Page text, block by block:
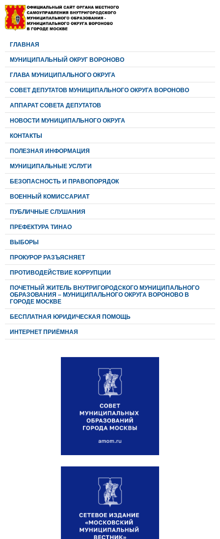
ГЛАВНАЯ
МУНИЦИПАЛЬНЫЙ ОКРУГ ВОРОНОВО
ГЛАВА МУНИЦИПАЛЬНОГО ОКРУГА
CОВЕТ ДЕПУТАТОВ МУНИЦИПАЛЬНОГО ОКРУГА ВОРОНОВО
АППАРАТ СОВЕТА ДЕПУТАТОВ
НОВОСТИ МУНИЦИПАЛЬНОГО ОКРУГА
КОНТАКТЫ
ПОЛЕЗНАЯ ИНФОРМАЦИЯ
МУНИЦИПАЛЬНЫЕ УСЛУГИ
БЕЗОПАСНОСТЬ И ПРАВОПОРЯДОК
ВОЕННЫЙ КОМИССАРИАТ
ПУБЛИЧНЫЕ СЛУШАНИЯ
ПРЕФЕКТУРА ТИНАО
ВЫБОРЫ
ПРОКУРОР РАЗЪЯСНЯЕТ
ПРОТИВОДЕЙСТВИЕ КОРРУПЦИИ
ПОЧЕТНЫЙ ЖИТЕЛЬ ВНУТРИГОРОДСКОГО МУНИЦИПАЛЬНОГО
ОБРАЗОВАНИЯ – МУНИЦИПАЛЬНОГО ОКРУГА ВОРОНОВО В
ГОРОДЕ МОСКВЕ
БЕСПЛАТНАЯ ЮРИДИЧЕСКАЯ ПОМОЩЬ
ИНТЕРНЕТ ПРИЁМНАЯ